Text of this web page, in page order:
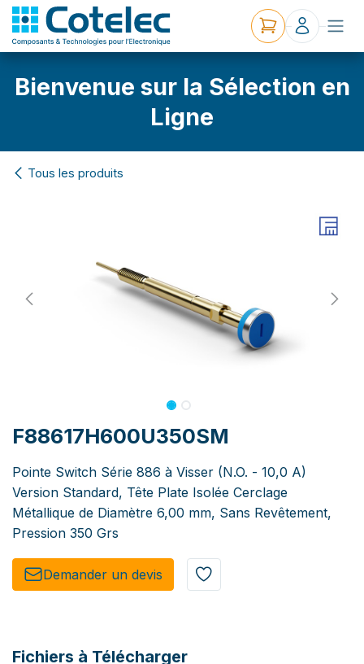
Bienvenue sur la Sélection en
Ligne
Tous les produits
F88617H600U350SM
Pointe Switch Série 886 à Visser (N.O. - 10,0 A)
Version Standard, Tête Plate Isolée Cerclage
Métallique de Diamètre 6,00 mm, Sans Revêtement,
Pression 350 Grs
Demander un de​​vis​​
Fichiers à Télécharger